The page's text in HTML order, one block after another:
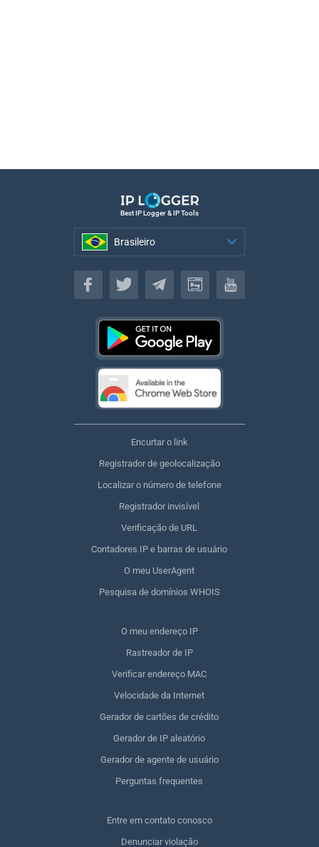
Best IP Logger & IP Tools
Brasileiro
Brasileiro
Encurtar o link
Registrador de geolocalização
Localizar o número de telefone
Registrador invisível
Verificação de URL
Contadores IP e barras de usuário
O meu UserAgent
Pesquisa de domínios WHOIS
O meu endereço IP
Rastreador de IP
Verificar endereço MAC
Velocidade da Internet
Gerador de cartões de crédito
Gerador de IP aleatório
Gerador de agente de usuário
Perguntas frequentes
Entre em contato conosco
Denunciar violação